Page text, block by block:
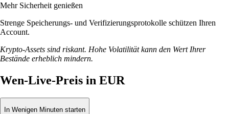
Mehr Sicherheit genießen
Strenge Speicherungs- und Verifizierungsprotokolle schützen Ihren
Account.
Krypto-Assets sind riskant. Hohe Volatilität kann den Wert Ihrer
Bestände erheblich mindern.
Wen-Live-Preis in EUR
In Wenigen Minuten starten